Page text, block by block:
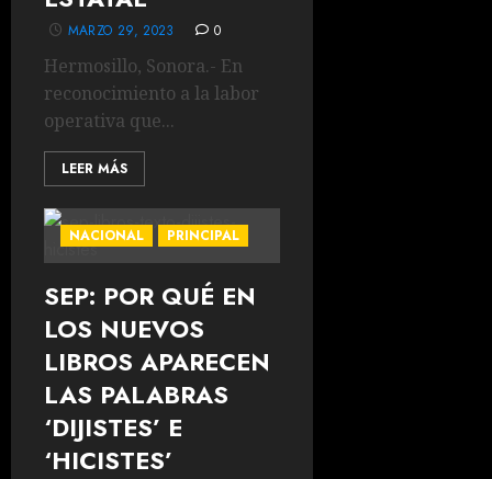
MARZO 29, 2023 0
Hermosillo, Sonora.- En
reconocimiento a la labor
operativa que...
LEER MÁS
NACIONAL PRINCIPAL
SEP: POR QUÉ EN
LOS NUEVOS
LIBROS APARECEN
LAS PALABRAS
‘DIJISTES’ E
‘HICISTES’